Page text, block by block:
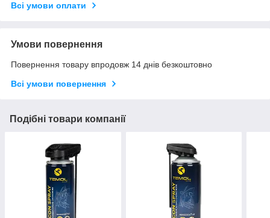
Всі умови оплати
Умови повернення
Повернення товару впродовж 14 днів безкоштовно
Всі умови повернення
Подібні товари компанії